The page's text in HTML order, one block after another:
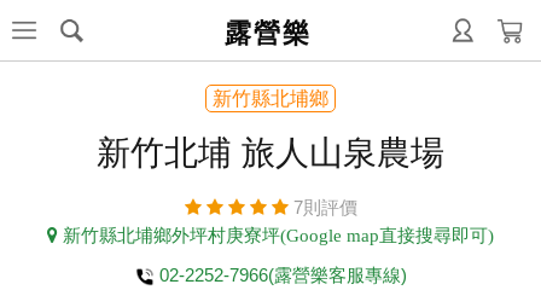
露營樂
新竹縣北埔鄉
新竹北埔 旅人山泉農場
7則評價
新竹縣北埔鄉外坪村庚寮坪(Google map直接搜尋即可)
02-2252-7966(露營樂客服專線)